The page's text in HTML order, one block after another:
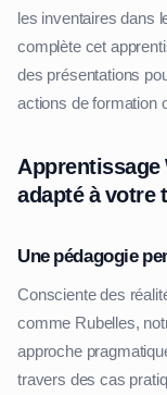
les inventaires dans
complète cet
des présentations
actions de formation
Apprentissage
adapté à votre
Une pédagogie
Consciente des
comme Rubelles,
approche
travers des cas